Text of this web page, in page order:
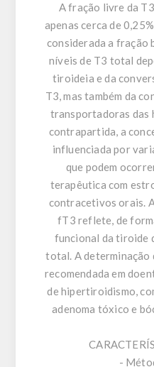
A fração livre da
apenas cerca de
considerada a fração
níveis de T3 total
tiroideia e da
T3, mas também da
transportadoras das
contrapartida, a
influenciada por
que podem
terapêutica com
contracetivos orais.
fT3 reflete, de
funcional da tiroide
total. A determinação
recomendada em
de hipertiroidismo,
adenoma tóxico e
-